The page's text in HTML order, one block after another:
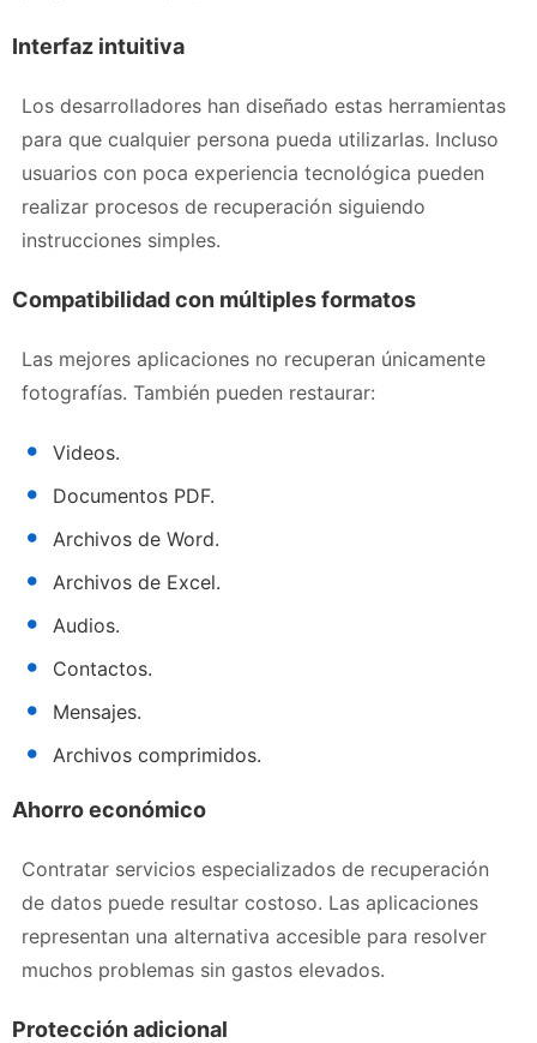
Interfaz intuitiva
Los desarrolladores han diseñado estas herramientas
para que cualquier persona pueda utilizarlas. Incluso
usuarios con poca experiencia tecnológica pueden
realizar procesos de recuperación siguiendo
instrucciones simples.
Compatibilidad con múltiples formatos
Las mejores aplicaciones no recuperan únicamente
fotografías. También pueden restaurar:
Videos.
Documentos PDF.
Archivos de Word.
Archivos de Excel.
Audios.
Contactos.
Mensajes.
Archivos comprimidos.
Ahorro económico
Contratar servicios especializados de recuperación
de datos puede resultar costoso. Las aplicaciones
representan una alternativa accesible para resolver
muchos problemas sin gastos elevados.
Protección adicional